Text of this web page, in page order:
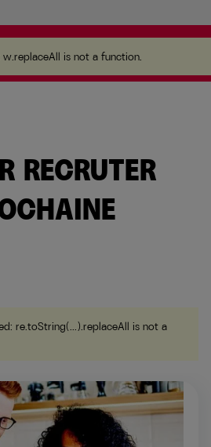
w.replaceAll is not a
w.replaceAll is not a function.
RECRUTER
re.toString(...).replaceAll is not a